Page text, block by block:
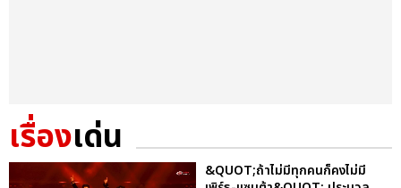
เรื่องเด่น
&QUOT;ถ้าไม่มีทุกคนก็คงไม่มี